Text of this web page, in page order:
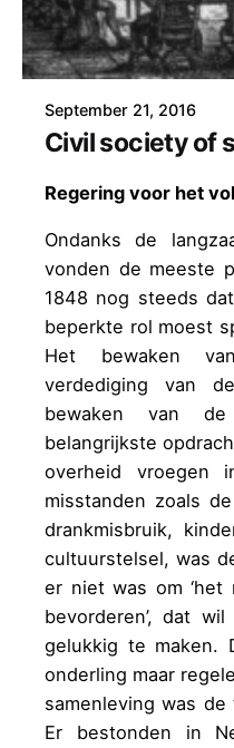
September 21, 2016
Civil society of
Regering voor het
Ondanks de
vonden de meeste
1848 nog steeds
beperkte rol moest
Het bewaken
verdediging van
bewaken van
belangrijkste
overheid vroegen
misstanden zoals
drankmisbruik,
cultuurstelsel, was
er niet was om ‘het
bevorderen’, dat
gelukkig te maken.
onderling maar
samenleving was de
Er bestonden in